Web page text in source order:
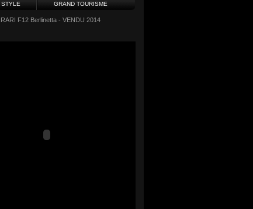
STYLE GRAND TOURISME
F12 Berlinetta - VENDU 2014